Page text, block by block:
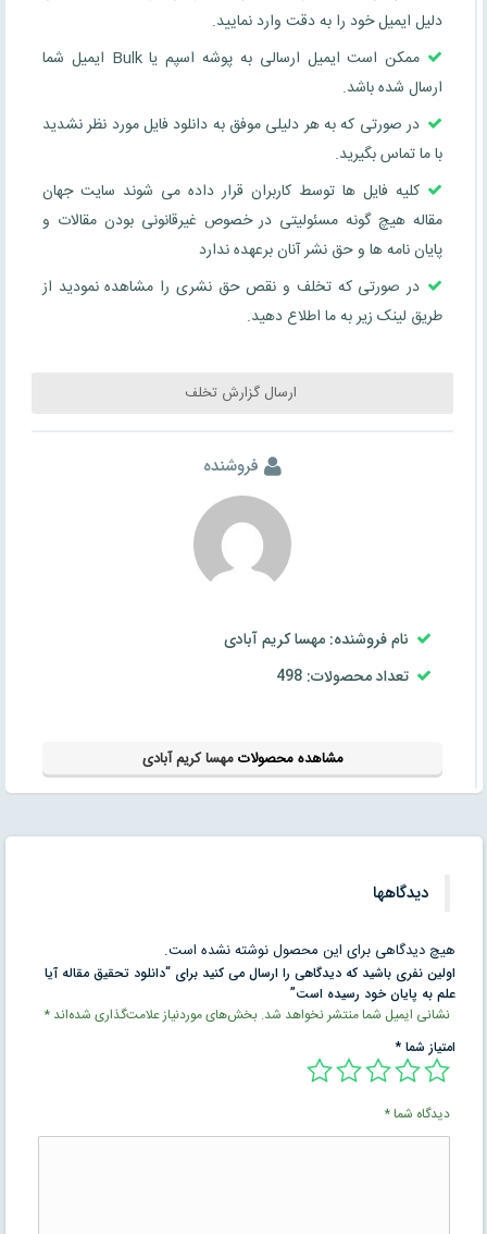
دلیل ایمیل خود را به دقت وارد نمایید.
ممکن است ایمیل ارسالی به پوشه اسپم یا Bulk ایمیل شما
ارسال شده باشد.
در صورتی که به هر دلیلی موفق به دانلود فایل مورد نظر نشدید
با ما تماس بگیرید.
کلیه فایل ها توسط کاربران قرار داده می شوند سایت جهان
مقاله هیچ گونه مسئولیتی در خصوص غیرقانونی بودن مقالات و
پایان نامه ها و حق نشر آنان برعهده ندارد
در صورتی که تخلف و نقص حق نشری را مشاهده نمودید از
طریق لینک زیر به ما اطلاع دهید.
ارسال گزارش تخلف
فروشنده
نام فروشنده: مهسا کریم آبادی
تعداد محصولات: 498
مشاهده محصولاتمهسا کریم آبادی
دیدگاهها
هیچ دیدگاهی برای این محصول نوشته نشده است.
اولین نفری باشید که دیدگاهی را ارسال می کنید برای “دانلود تحقیق مقاله آیا
علم به پایان خود رسیده است”
نشانی ایمیل شما منتشر نخواهد شد. بخش‌های موردنیاز علامت‌گذاری شده‌اند*
امتیاز شما*
دیدگاه شما*